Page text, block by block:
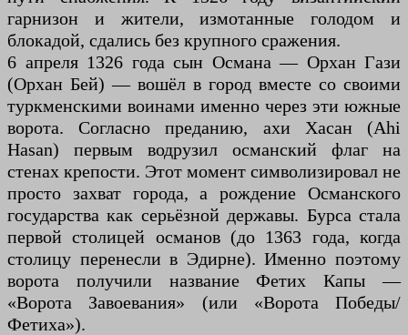
гарнизон и жители, измотанные голодом и
блокадой, сдались без крупного сражения.
6 апреля 1326 года сын Османа — Орхан Гази
(Орхан Бей) — вошёл в город вместе со своими
туркменскими воинами именно через эти южные
ворота. Согласно преданию, ахи Хасан (Ahi
Hasan) первым водрузил османский флаг на
стенах крепости. Этот момент символизировал не
просто захват города, а рождение Османского
государства как серьёзной державы. Бурса стала
первой столицей османов (до 1363 года, когда
столицу перенесли в Эдирне). Именно поэтому
ворота получили название Фетих Капы —
«Ворота Завоевания» (или «Ворота Победы/
Фетиха»).